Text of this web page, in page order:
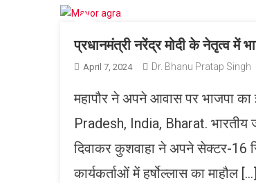
प्रधानमंत्री नरेंद्र मोदी के नेतृत्व में
April 7, 2024 Dr. Bhanu Pratap Singh
महापौर ने अपने आवास पर भाजपा
Pradesh, India, Bharat. भारतीय
दिवाकर कुशवाहा ने अपने सेक्टर-16
कार्यकर्ताओं में हर्षोल्लास का माहौल […]